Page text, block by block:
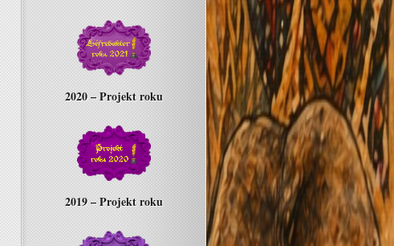
2020 – Projekt roku
2019 – Projekt roku